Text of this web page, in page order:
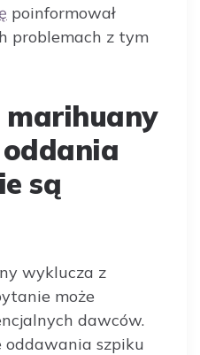
poinformował
problemach z tym
marihuany
są
wyklucza z
może
dawców.
szpiku